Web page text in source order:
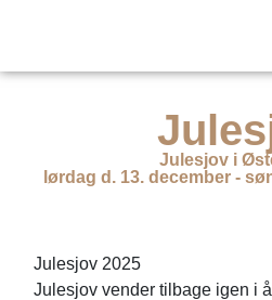
Julesjov i
lørdag d. 13. december -
Julesjov 2025
Julesjov vender tilbage igen i